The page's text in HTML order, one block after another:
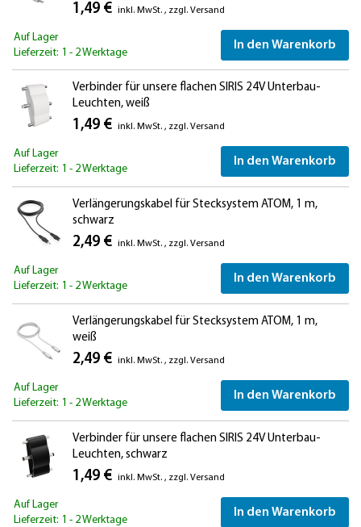
1,49 € inkl. MwSt. , zzgl. Versand
Auf Lager
Lieferzeit: 1 - 2 Werktage
In den Warenkorb
Verbinder für unsere flachen SIRIS 24V Unterbau-
Leuchten, weiß
1,49 € inkl. MwSt. , zzgl. Versand
Auf Lager
Lieferzeit: 1 - 2 Werktage
In den Warenkorb
Verlängerungskabel für Stecksystem ATOM, 1 m,
schwarz
2,49 € inkl. MwSt. , zzgl. Versand
Auf Lager
Lieferzeit: 1 - 2 Werktage
In den Warenkorb
Verlängerungskabel für Stecksystem ATOM, 1 m,
weiß
2,49 € inkl. MwSt. , zzgl. Versand
Auf Lager
Lieferzeit: 1 - 2 Werktage
In den Warenkorb
Verbinder für unsere flachen SIRIS 24V Unterbau-
Leuchten, schwarz
1,49 € inkl. MwSt. , zzgl. Versand
Auf Lager
Lieferzeit: 1 - 2 Werktage
In den Warenkorb